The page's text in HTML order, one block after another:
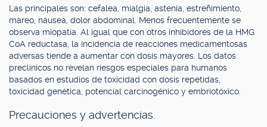
Las principales son: cefalea, mialgia, astenia, estreñimiento,
mareo, náusea, dolor abdominal. Menos frecuentemente se
observa miopatía. Al igual que con otros inhibidores de la HMG
CoA reductasa, la incidencia de reacciones medicamentosas
adversas tiende a aumentar con dosis mayores. Los datos
preclínicos no revelan riesgos especiales para humanos
basados en estudios de toxicidad con dosis repetidas,
toxicidad genética, potencial carcinogénico y embriotóxico.
Precauciones y advertencias.